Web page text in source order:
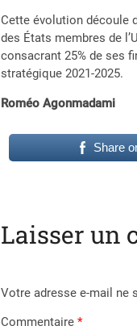
Cette évolution découle
des États membres de
consacrant 25% de ses
stratégique 2021-2025.
Roméo Agonmadami
Share
Laisser un
Votre adresse e-mail ne
Commentaire*